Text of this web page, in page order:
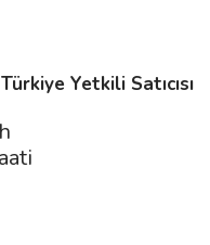
Türkiye Yetkili Satıcısı